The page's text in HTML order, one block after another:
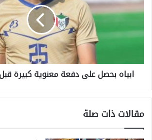
ابياه بحصل على دفعة معنوية كبيرة
مقالات ذات صلة